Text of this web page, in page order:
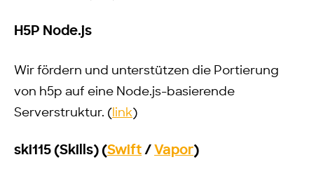
H5P Node.js
Wir fördern und unterstützen die Portierung
von h5p auf eine Node.js-basierende
Serverstruktur. ( link)
ski115 (Skills) (Swift / Vapor)